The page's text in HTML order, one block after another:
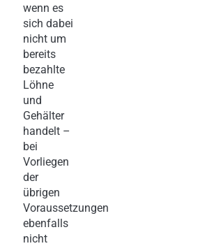
wenn es
sich dabei
nicht um
bereits
bezahlte
Löhne
und
Gehälter
handelt –
bei
Vorliegen
der
übrigen
Voraussetzungen
ebenfalls
nicht